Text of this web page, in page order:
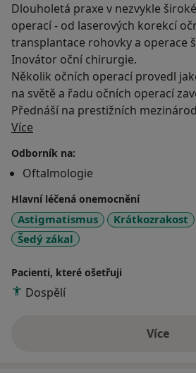
Dlouholetá praxe v nezvykle
operací - od laserových korekcí
transplantace rohovky a operace
Inovátor oční chirurgie.
Několik očních operací provedl
na světě a řadu očních operací
Přednáší na prestižních
kongresech a vyučuje v kurzech
Více
Odborník na:
Oftalmologie
Hlavní léčená onemocnění
Astigmatismus Krátkozrakost
Šedý zákal
Pacienti, které ošetřuji
Dospělí
Více
o